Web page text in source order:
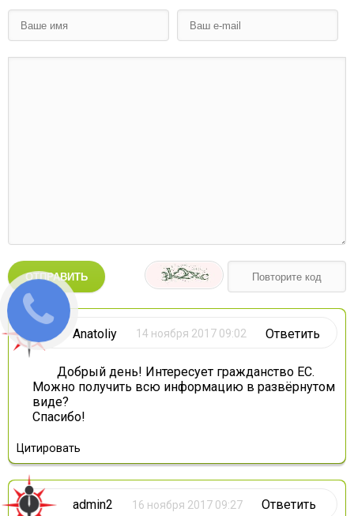
ОТПРАВИТЬ
Anatoliy 14 ноября 2017 09:02 Ответить
Добрый день! Интересует гражданство ЕС.
Можно получить всю информацию в развёрнутом
виде?
Спасибо!
Цитировать
admin2 16 ноября 2017 09:27 Ответить